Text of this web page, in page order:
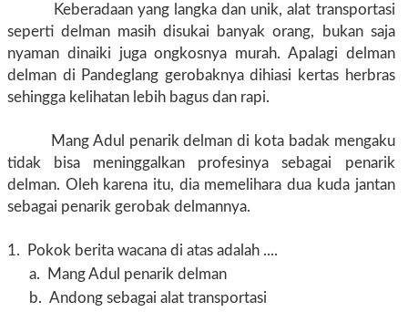
Keberadaan yang langka dan unik, alat transportasi
seperti delman masih disukai banyak orang, bukan saja
nyaman dinaiki juga ongkosnya murah. Apalagi delman
delman di Pandeglang gerobaknya dihiasi kertas herbras
sehingga kelihatan lebih bagus dan rapi.
Mang Adul penarik delman di kota badak mengaku
tidak bisa meninggalkan profesinya sebagai penarik
delman. Oleh karena itu, dia memelihara dua kuda jantan
sebagai penarik gerobak delmannya.
1.
Pokok berita wacana di atas adalah ....
a.
Mang Adul penarik delman
b. Andong sebagai alat transportasi